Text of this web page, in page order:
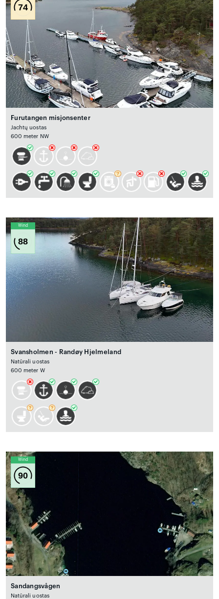
74
Furutangen misjonsenter
Jachtų uostas
600 meter NW
Wind
88
Svansholmen - Randøy Hjelmeland
Natūrali uostas
600 meter W
Wind
90
Sandangsvågen
Natūrali uostas